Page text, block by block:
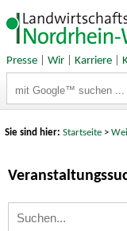
Presse| Wir| Karriere|
Sie sind hier:Startseite >